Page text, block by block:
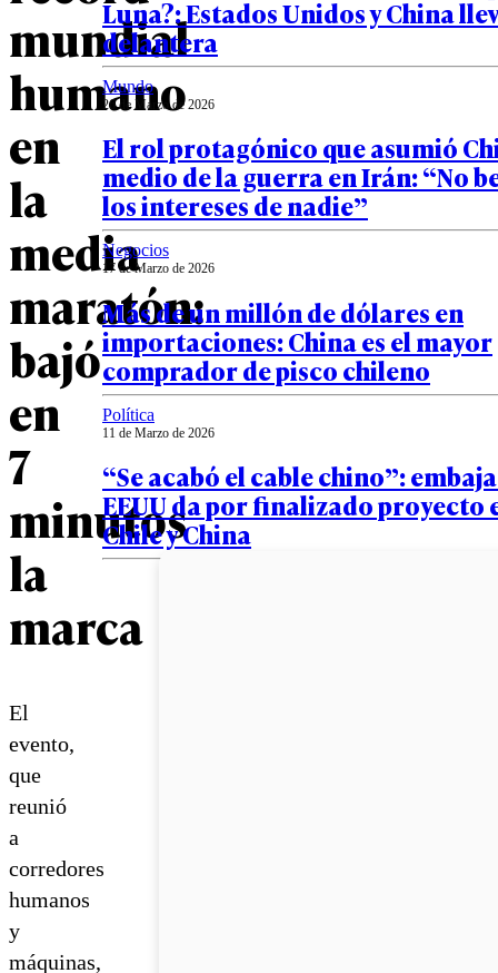
mundial
humano
en
la
media
maratón:
bajó
en
7
minutos
la
marca
El
evento,
que
reunió
a
corredores
humanos
y
máquinas,
Luna?: Estados Unidos y China
delantera
Mundo
26 de Marzo de 2026
El rol protagónico que asumió
medio de la guerra en Irán: “No
los intereses de nadie”
Negocios
17 de Marzo de 2026
Más de un millón de dólares en
importaciones: China es el mayor
comprador de pisco chileno
Política
11 de Marzo de 2026
“Se acabó el cable chino”:
EEUU da por finalizado proyecto
Chile y China